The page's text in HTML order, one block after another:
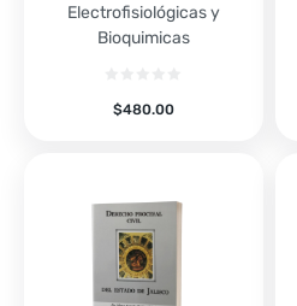
Electrofisiológicas y
Bioquimicas
$480.00